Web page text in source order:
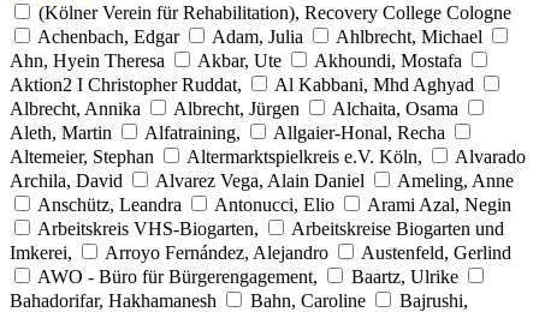
(Kölner Verein für Rehabilitation), Recovery College Cologne
Achenbach, Edgar
Adam, Julia
Ahlbrecht, Michael
Ahn, Hyein Theresa
Akbar, Ute
Akhoundi, Mostafa
Aktion2 I Christopher Ruddat,
Al Kabbani, Mhd Aghyad
Albrecht, Annika
Albrecht, Jürgen
Alchaita, Osama
Aleth, Martin
Alfatraining,
Allgaier-Honal, Recha
Altemeier, Stephan
Altermarktspielkreis e.V. Köln,
Alvarado
Archila, David
Alvarez Vega, Alain Daniel
Ameling, Anne
Anschütz, Leandra
Antonucci, Elio
Arami Azal, Negin
Arbeitskreis VHS-Biogarten,
Arbeitskreise Biogarten und
Imkerei,
Arroyo Fernández, Alejandro
Austenfeld, Gerlind
AWO - Büro für Bürgerengagement,
Baartz, Ulrike
Bahadorifar, Hakhamanesh
Bahn, Caroline
Bajrushi,